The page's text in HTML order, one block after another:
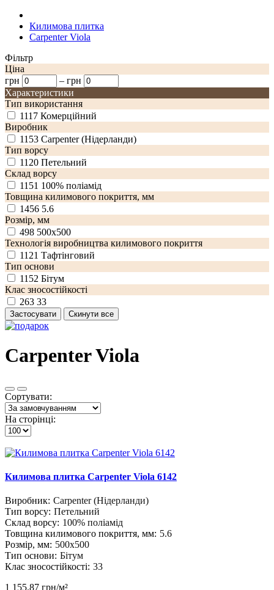
Килимова плитка
Carpenter Viola
Фільтр
Ціна
грн
– грн
Характеристики
Тип використання
1117 Комерційний
Виробник
1153 Carpenter (Нідерланди)
Тип ворсу
1120 Петельний
Склад ворсу
1151 100% поліамід
Товщина килимового покриття, мм
1456 5.6
Розмір, мм
498 500х500
Технологія виробництва килимового покриття
1121 Тафтінговий
Тип основи
1152 Бітум
Клас зносостійкості
263 33
Carpenter Viola
Сортувати:
На сторінці:
Килимова плитка Carpenter Viola 6142
Виробник: Carpenter (Нідерланди)
Тип ворсу: Петельний
Склад ворсу: 100% поліамід
Товщина килимового покриття, мм: 5.6
Розмір, мм: 500х500
Тип основи: Бітум
Клас зносостійкості: 33
1 155.87 грн/м²